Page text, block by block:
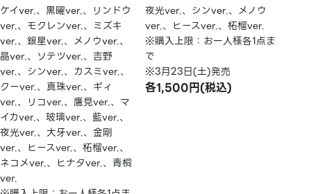
ケイver.、黒曜ver.、リンドウ
ver.、モクレンver.、ミズキ
ver.、銀星ver.、メノウver.、
晶ver.、ソテツver.、吉野
ver.、シンver.、カスミver.、
クーver.、真珠ver.、ギィ
ver.、リコver.、鷹見ver.、マ
イカver.、玻璃ver.、藍ver.、
夜光ver.、大牙ver.、金剛
ver.、ヒースver.、柘榴ver.、
ネコメver.、ヒナタver.、青桐
ver.
夜光ver.、シンver.、メノウ
ver.、ヒースver.、柘榴ver.
※購入上限：お一人様各1点ま
で
※3月23日(土)発売
各1,500円(税込)